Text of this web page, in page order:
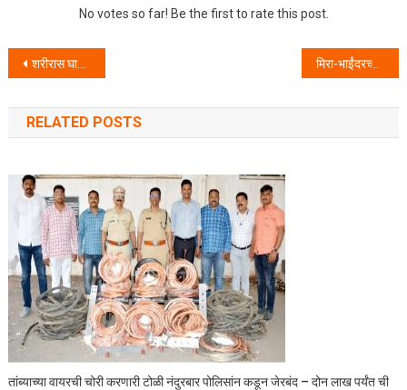
No votes so far! Be the first to rate this post.
Post navigation
शरीरास घातक अशा पदार्थांची विक्री करणाऱ्या आरोपीला स्थानिक गुन्हे शाखेने केले जेरबंद मिरा-भाईंदरच्या RTO उपकेंद्र कार्यालयाचा उदघाटन सोहळा
RELATED POSTS
तांब्याच्या वायरची चोरी करणारी टोळी नंदुरबार पोलिसांन कडून जेरबंद – दोन लाख पर्यंत ची